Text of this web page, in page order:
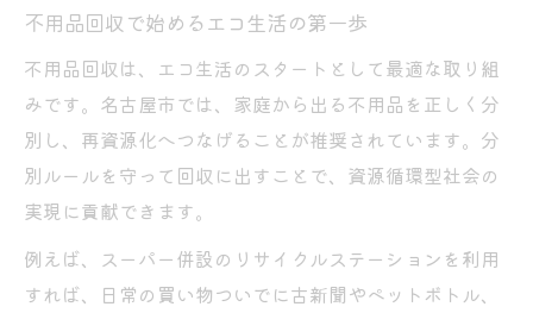
うコツ
資源ステーションでできる分別のポイント
ビン回収対応スーパーの便利な活用法
スーパー併設リサイクルで家計と環境に優
しく
スーパーで知っておきたい資源分別の基礎
知識
手軽にできる不用品回収の新定番
不用品回収で始めるエコ生活の第一歩
不用品回収は、エコ生活のスタートとして最適な取り組
みです。名古屋市では、家庭から出る不用品を正しく分
別し、再資源化へつなげることが推奨されています。分
別ルールを守って回収に出すことで、資源循環型社会の
実現に貢献できます。
例えば、スーパー併設のリサイクルステーションを利用
すれば、日常の買い物ついでに古新聞やペットボトル、